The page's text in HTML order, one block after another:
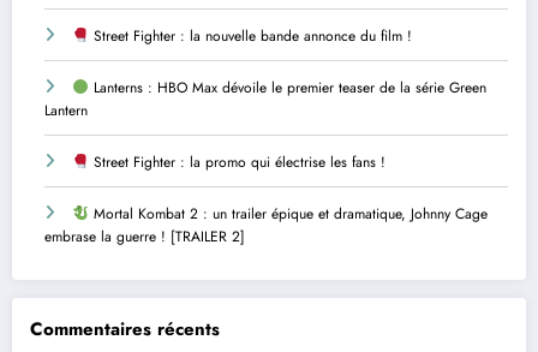
Street Fighter : la nouvelle bande annonce du film !
Lanterns : HBO Max dévoile le premier teaser de la série Green
Lantern
Street Fighter : la promo qui électrise les fans !
Mortal Kombat 2 : un trailer épique et dramatique, Johnny Cage
embrase la guerre ! [TRAILER 2]
Commentaires récents